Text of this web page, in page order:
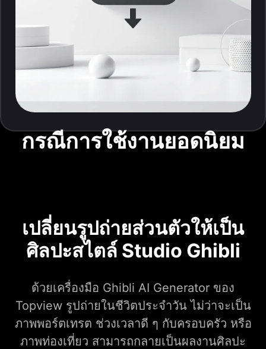
กรณีการใช้งานยอดนิยม
เปลี่ยนรูปถ่ายส่วนตัวให้เป็น
ศิลปะสไตล์ Studio Ghibli
ด้วยเครื่องมือ Ghibli AI Generator ของ
Topview รูปถ่ายในชีวิตประจำวัน ไม่ว่าจะเป็น
ภาพพอร์ตเทรต ช่วงเวลาดี ๆ กับครอบครัว หรือ
ภาพท่องเที่ยว สามารถกลายเป็นผลงานศิลปะ